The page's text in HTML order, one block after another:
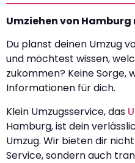
Umziehen von Hamburg
Du planst deinen Umzug
und möchtest wissen,
zukommen? Keine Sorge,
Informationen für dich.
Klein Umzugsservice, das
Hamburg, ist dein
Umzug. Wir bieten dir
Service, sondern auch